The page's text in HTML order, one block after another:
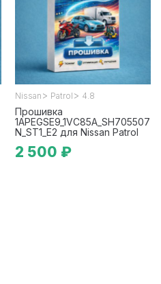
Nissan > Patrol > 4.8
Прошивка
1APEGSE9_1VC85A_SH705507
N_ST1_E2 для Nissan Patrol
2 500 ₽